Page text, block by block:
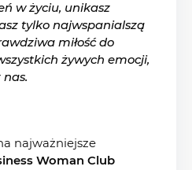
w życiu, unikasz
tylko najwspanialszą
miłość do
żywych emocji,
najważniejsze
Woman Club